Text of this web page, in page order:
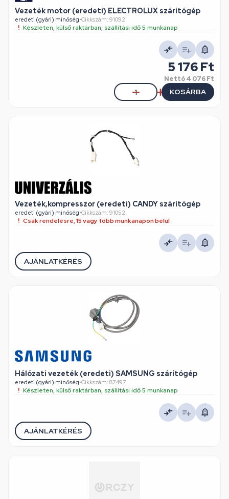
Vezeték motor (eredeti) ELECTROLUX szárítógép
eredeti (gyári) minőség•Cikkszám: 91092
Készleten, külső raktárban, szállítási idő 5 munkanap
5 176 Ft
Nettó4 076 Ft
KOSÁRBA
Vezeték,kompresszor (eredeti) CANDY szárítógép
eredeti (gyári) minőség•Cikkszám: 91052
Csak rendelésre, 15 vagy több munkanapon belül
AJÁNLATKÉRÉS
Hálózati vezeték (eredeti) SAMSUNG szárítógép
eredeti (gyári) minőség•Cikkszám: 87497
Készleten, külső raktárban, szállítási idő 5 munkanap
AJÁNLATKÉRÉS